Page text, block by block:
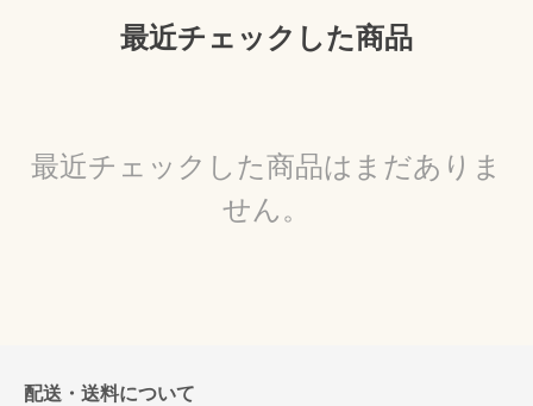
最近チェックした商品
最近チェックした商品はまだありま
せん。
配送・送料について